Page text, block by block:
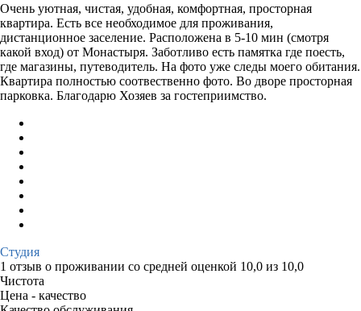
Очень уютная, чистая, удобная, комфортная, просторная
квартира. Есть все необходимое для проживания,
дистанционное заселение. Расположена в 5-10 мин (смотря
какой вход) от Монастыря. Заботливо есть памятка где поесть,
где магазины, путеводитель. На фото уже следы моего обитания.
Квартира полностью соотвественно фото. Во дворе просторная
парковка. Благодарю Хозяев за гостеприимство.
Студия
1 отзыв о проживании со средней оценкой 10,0 из 10,0
Чистота
Цена - качество